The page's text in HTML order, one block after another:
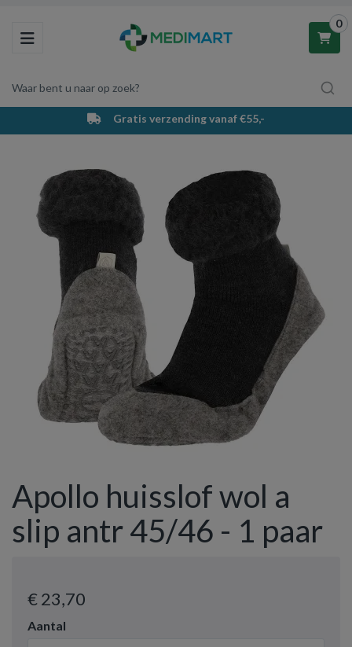
Toggle navigation
Waar bent u naar op zoek?
0
Winkelwagen
Uw winkelwagen is leeg.
Vul hem met producten.
Gratis verzending vanaf €55,-
Apollo huisslof wol a
slip antr 45/46 - 1 paar
€ 23,70
Aantal